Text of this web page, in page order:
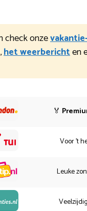
check onze
,het weerberichten
🏅
Voor 't
Leuke